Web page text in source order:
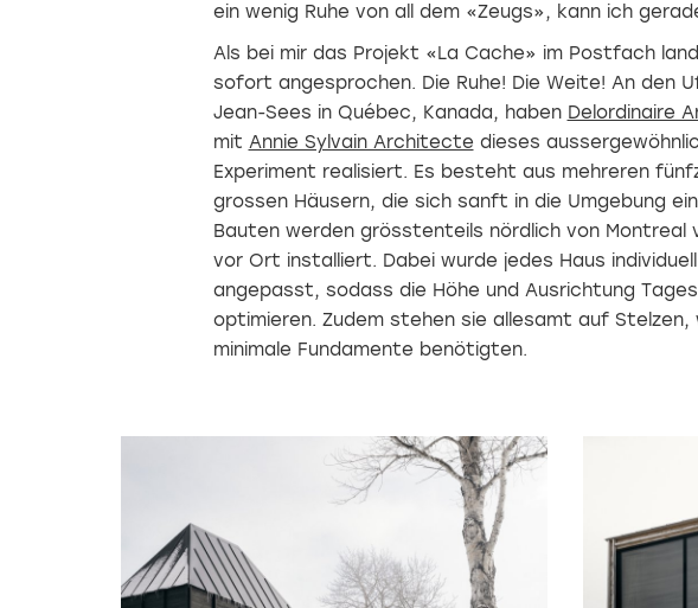
ein wenig Ruhe von all dem «Zeugs», kann ich
Als bei mir das Projekt «La Cache» im Postfach
sofort angesprochen. Die Ruhe! Die Weite! An den
Jean-Sees in Québec, Kanada, haben Delordinaire
mit Annie Sylvain Architecte dieses
Experiment realisiert. Es besteht aus mehreren
grossen Häusern, die sich sanft in die Umgebung
Bauten werden grösstenteils nördlich von
vor Ort installiert. Dabei wurde jedes Haus
angepasst, sodass die Höhe und Ausrichtung
optimieren. Zudem stehen sie allesamt auf Stelzen,
minimale Fundamente benötigten.